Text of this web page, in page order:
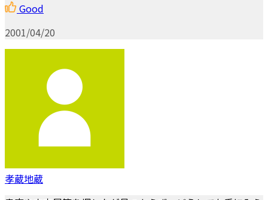
Good
2001/04/20
孝蔵地蔵